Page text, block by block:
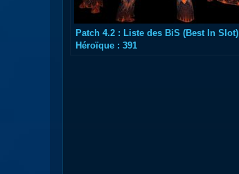
Patch 4.2 : Liste des BiS (Best In Slot)
Héroïque : 391